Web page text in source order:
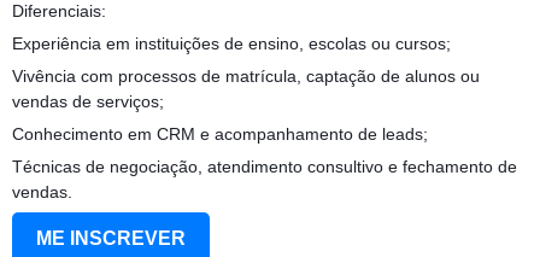
Diferenciais:
Experiência em instituições de ensino, escolas ou cursos;
Vivência com processos de matrícula, captação de alunos ou
vendas de serviços;
Conhecimento em CRM e acompanhamento de leads;
Técnicas de negociação, atendimento consultivo e fechamento de
vendas.
ME INSCREVER